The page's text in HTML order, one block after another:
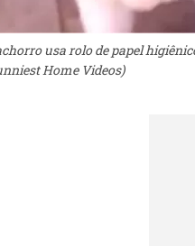
usa rolo de papel
Home Videos)